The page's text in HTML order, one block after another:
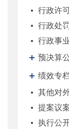
行政许
行政处
行政事
预决算
绩效专
其他对
提案议
执行公